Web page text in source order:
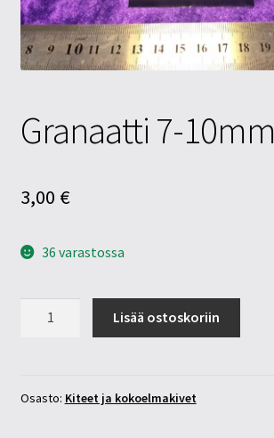
Tietosuojaseloste
Tuotteet
Granaatti 7-10mm
3,00 €
36 varastossa
Lisää ostoskoriin
Osasto: Kiteet ja kokoelmakivet